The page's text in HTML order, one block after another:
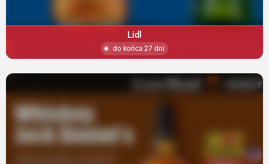
Lidl
do końca 27 dni